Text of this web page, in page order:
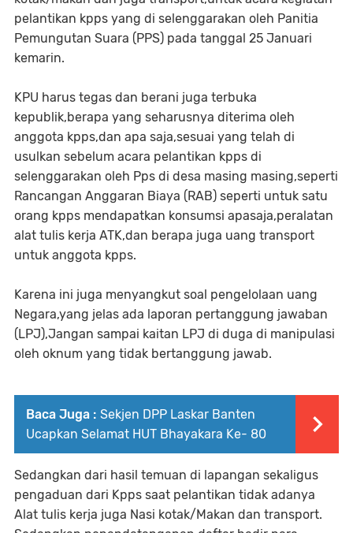
pelantikan kpps yang di selenggarakan oleh Panitia
Pemungutan Suara (PPS) pada tanggal 25 Januari
kemarin.
KPU harus tegas dan berani juga terbuka
kepublik,berapa yang seharusnya diterima oleh
anggota kpps,dan apa saja,sesuai yang telah di
usulkan sebelum acara pelantikan kpps di
selenggarakan oleh Pps di desa masing masing,seperti
Rancangan Anggaran Biaya (RAB) seperti untuk satu
orang kpps mendapatkan konsumsi apasaja,peralatan
alat tulis kerja ATK,dan berapa juga uang transport
untuk anggota kpps.
Karena ini juga menyangkut soal pengelolaan uang
Negara,yang jelas ada laporan pertanggung jawaban
(LPJ),Jangan sampai kaitan LPJ di duga di manipulasi
oleh oknum yang tidak bertanggung jawab.
Baca Juga : Sekjen DPP Laskar Banten
Ucapkan Selamat HUT Bhayakara Ke- 80
Sedangkan dari hasil temuan di lapangan sekaligus
pengaduan dari Kpps saat pelantikan tidak adanya
Alat tulis kerja juga Nasi kotak/Makan dan transport.